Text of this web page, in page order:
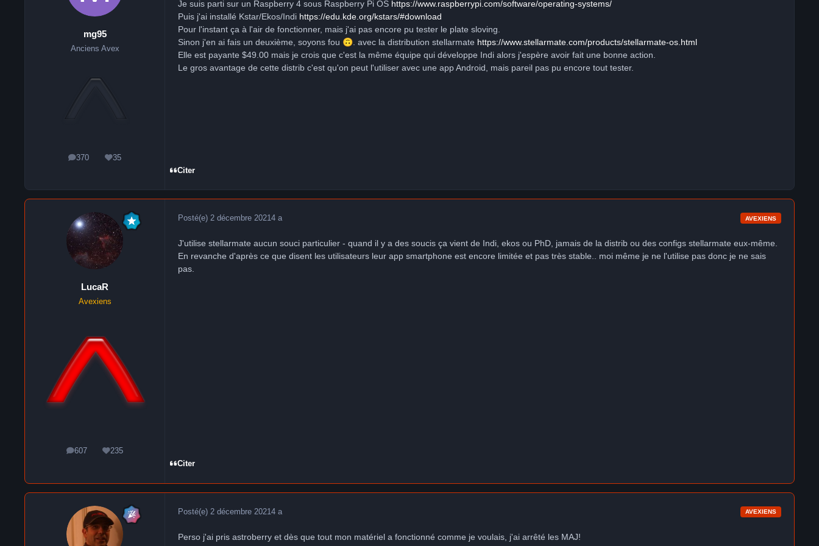
mg95
Anciens Avex
370
messages35
Réputation
Je suis parti sur un Raspberry 4 sous Raspberry Pi OS https://www.raspberrypi.com/software/operating-systems/
Puis j'ai installé Kstar/Ekos/Indi https://edu.kde.org/kstars/#download
Pour l'instant ça à l'air de fonctionner, mais j'ai pas encore pu tester le plate sloving.
Sinon j'en ai fais un deuxième, soyons fou 🙃 . avec la distribution stellarmate https://www.stellarmate.com/products/stellarmate-os.html
Elle est payante $49.00 mais je crois que c'est la même équipe qui développe Indi alors j'espère avoir fait une bonne action.
Le gros avantage de cette distrib c'est qu'on peut l'utiliser avec une app Android, mais pareil pas pu encore tout tester.
Citer
LucaR
Avexiens
607
messages235
Réputation
Posté(e) 2 décembre 20214 a AVEXIENS
J'utilise stellarmate aucun souci particulier - quand il y a des soucis ça vient de Indi, ekos ou PhD, jamais de la distrib ou des configs stellarmate eux-même.
En revanche d'après ce que disent les utilisateurs leur app smartphone est encore limitée et pas très stable.. moi même je ne l'utilise pas donc je ne sais
pas.
Citer
Posté(e) 2 décembre 2021 4 a AVEXIENS
Perso j'ai pris astroberry et dès que tout mon matériel a fonctionné comme je voulais, j'ai arrêté les MAJ!